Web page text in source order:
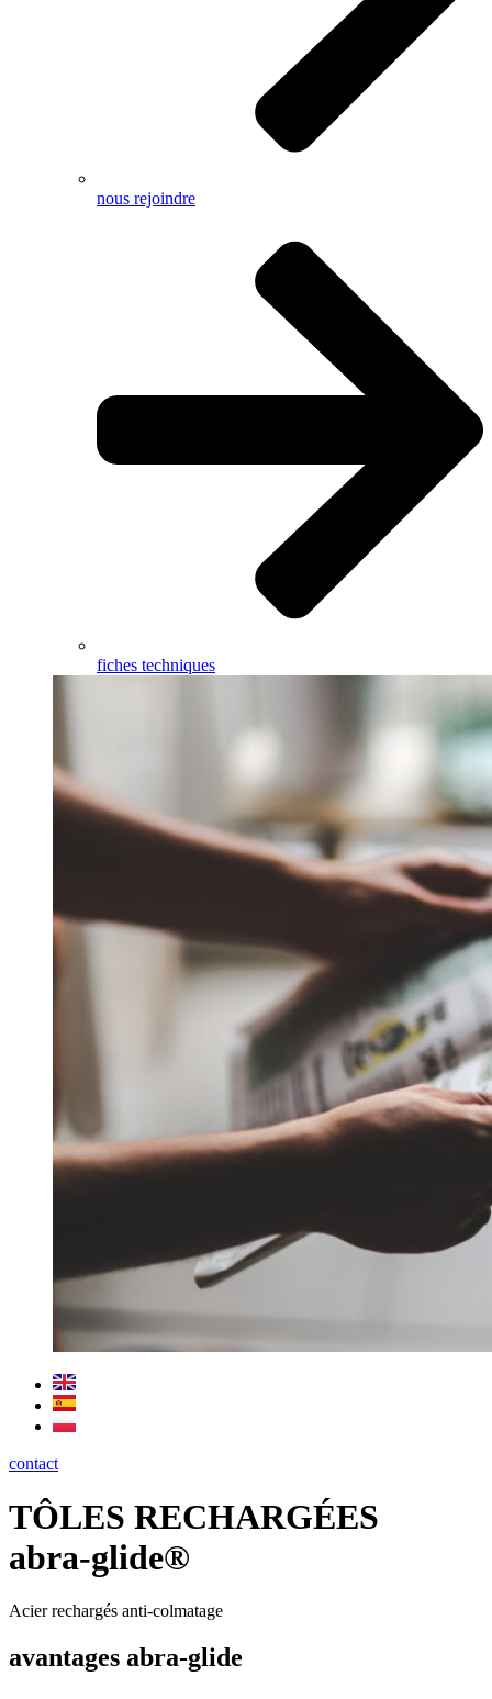
nous rejoindre
fiches techniques
contact
TÔLES RECHARGÉES
abra-glide®
Acier rechargés anti-colmatage
avantages abra-glide